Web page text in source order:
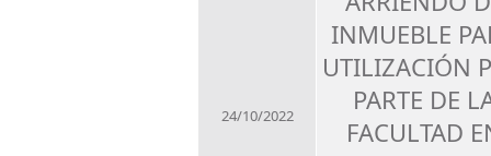
24/10/2022
INMUEBLE
UTILIZACIÓN
PARTE DE
FACULTAD